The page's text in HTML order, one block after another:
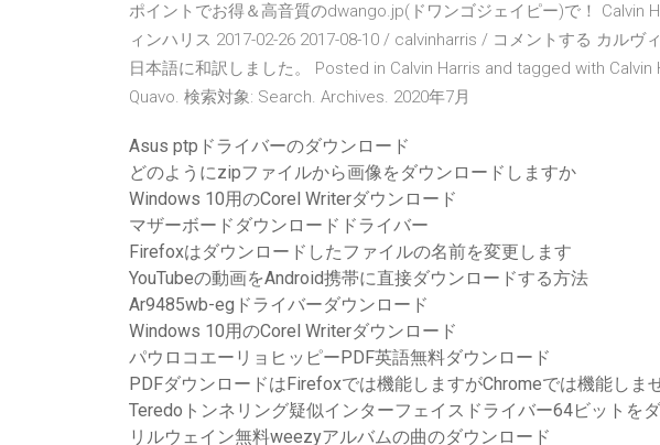
ポイントでお得＆高音質のdwango.jp(ドワンゴジェイピー)で！ Calvin
ィンハリス 2017-02-26 2017-08-10 / calvinharris / コメントする カルヴ
日本語に和訳しました。 Posted in Calvin Harris and tagged with Calvin
Quavo. 検索対象: Search. Archives. 2020年7月
Asus ptpドライバーのダウンロード
どのようにzipファイルから画像をダウンロードしますか
Windows 10用のCorel Writerダウンロード
マザーボードダウンロードドライバー
Firefoxはダウンロードしたファイルの名前を変更します
YouTubeの動画をAndroid携帯に直接ダウンロードする方法
Ar9485wb-egドライバーダウンロード
Windows 10用のCorel Writerダウンロード
パウロコエーリョヒッピーPDF英語無料ダウンロード
PDFダウンロードはFirefoxでは機能しますがChromeでは機能しま
Teredoトンネリング疑似インターフェイスドライバー64ビットを
リルウェイン無料weezyアルバムの曲のダウンロード